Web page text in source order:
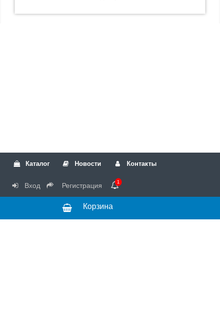
Каталог Новости Контакты
Вход Регистрация 1
Корзина